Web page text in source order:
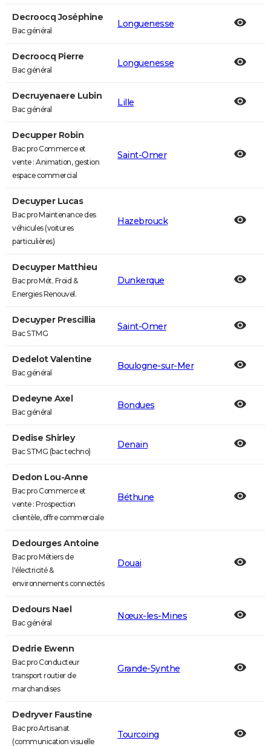
Decroocq Joséphine
Bac général
Longuenesse
Decroocq Pierre
Bac général
Longuenesse
Decruyenaere Lubin
Bac général
Lille
Decupper Robin
Bac pro Commerce et
vente : Animation, gestion
espace commercial
Saint-Omer
Decuyper Lucas
Bac pro Maintenance des
véhicules (voitures
particulières)
Hazebrouck
Decuyper Matthieu
Bac pro Mét. Froid &
Energies Renouvel.
Dunkerque
Decuyper Prescillia
Bac STMG
Saint-Omer
Dedelot Valentine
Bac général
Boulogne-sur-Mer
Dedeyne Axel
Bac général
Bondues
Dedise Shirley
Bac STMG (bac techno)
Denain
Dedon Lou-Anne
Bac pro Commerce et
vente : Prospection
clientèle, offre commerciale
Béthune
Dedourges Antoine
Bac pro Métiers de
l'électricité &
environnements connectés
Douai
Dedours Nael
Bac général
Nœux-les-Mines
Dedrie Ewenn
Bac pro Conducteur
transport routier de
marchandises
Grande-Synthe
Dedryver Faustine
Bac pro Artisanat
(communication visuelle
Tourcoing